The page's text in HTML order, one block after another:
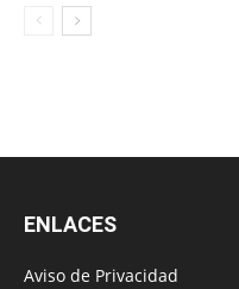
ENLACES
Aviso de Privacidad